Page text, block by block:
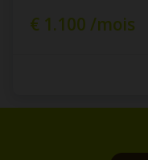
€ 1.100 /mois